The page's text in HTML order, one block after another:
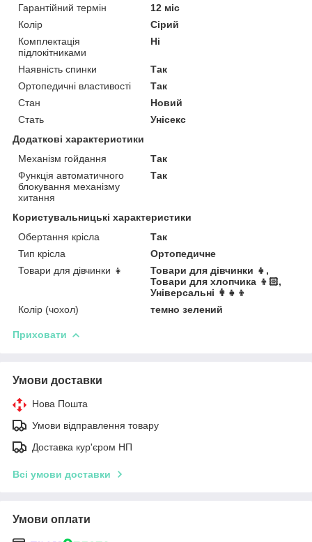
Гарантійний термін
12 міс
Колір
Сірий
Комплектація
підлокітниками
Ні
Наявність спинки
Так
Ортопедичні властивості
Так
Стан
Новий
Стать
Унісекс
Додаткові характеристики
Механізм гойдання
Так
Функція автоматичного
блокування механізму
хитання
Так
Користувальницькі характеристики
Обертання крісла
Так
Тип крісла
Ортопедичне
Товари для дівчинки 👧
Товари для дівчинки 👧,
Товари для хлопчика 👦🏻,
Універсальні 👩👧👦
Колір (чохол)
темно зелений
Приховати
Умови доставки
Нова Пошта
Умови відправлення товару
Доставка кур'єром НП
Всі умови доставки
Умови оплати